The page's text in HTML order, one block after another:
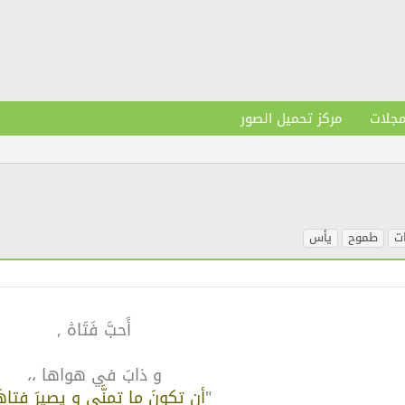
مركز تحميل الصور
طموح يأس
أَحبَّ فَتَاهۡ ,
و ذابَ في هواها ،،
"أن تكونَ ما تمنَّی و يصيرَ